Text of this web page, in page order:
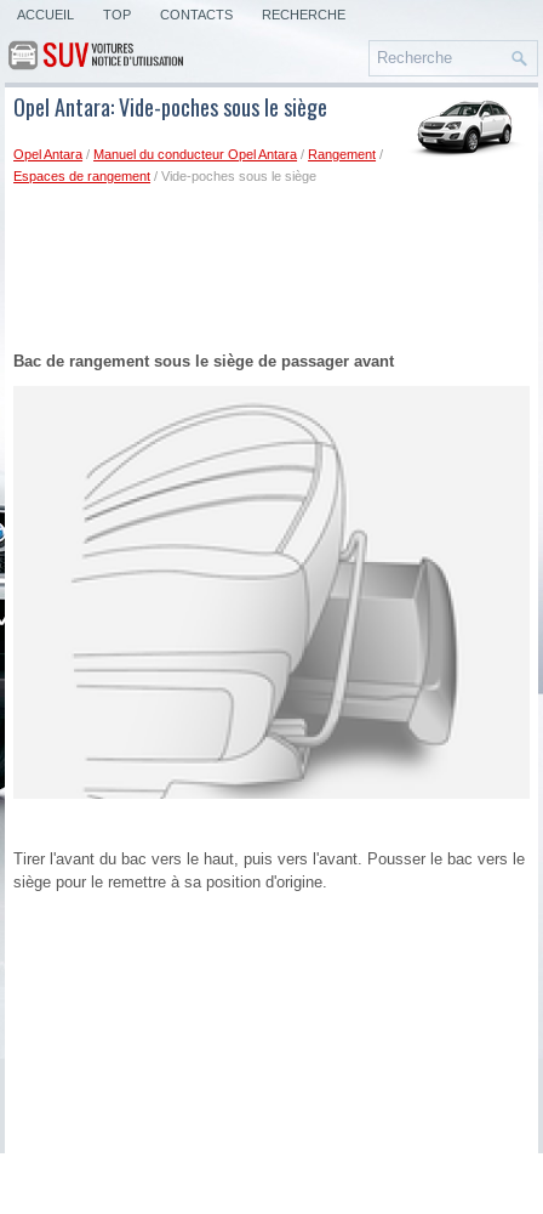
ACCUEIL TOP CONTACTS RECHERCHE
Opel Antara: Vide-poches sous le siège
Opel Antara /Manuel du conducteur Opel Antara /Rangement /
Espaces de rangement / Vide-poches sous le siège
Bac de rangement sous le siège de passager avant
Tirer l'avant du bac vers le haut, puis vers l'avant. Pousser le bac vers le
siège pour le remettre à sa position d'origine.